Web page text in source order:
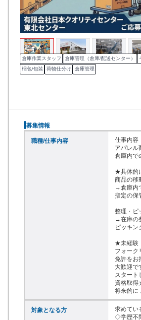
倉庫作業スタッフ 倉庫管理（倉庫/配送センター）
梱包/包装
荷物仕分け 倉庫管理
募集情報
職種/仕事内容
仕事内容
アパレル
倉庫内で
★具体的
商品の移
→倉庫内
指定の保
整理・ピ
→在庫の
ピッキン
★未経験
フォーク
免許をお
大歓迎で
スタート
資格取得
将来的に
対象となる方
求めてい
◇学歴不